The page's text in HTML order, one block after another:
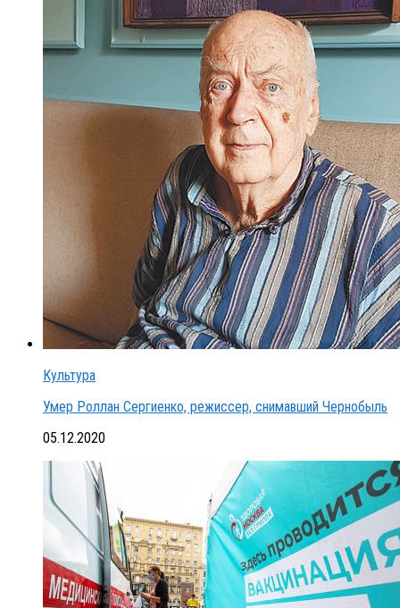
Культура
Умер Роллан Сергиенко, режиссер, снимавший Чернобыль
05.12.2020